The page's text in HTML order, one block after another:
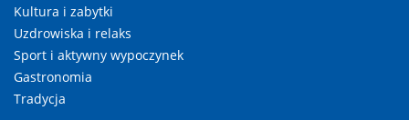
Kultura i zabytki
Uzdrowiska i relaks
Sport i aktywny wypoczynek
Gastronomia
Tradycja